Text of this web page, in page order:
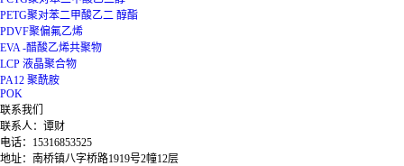
PETG聚对苯二甲酸乙二 醇酯
PDVF聚偏氟乙烯
EVA -醋酸乙烯共聚物
LCP 液晶聚合物
PA12 聚酰胺
POK
联系我们
联系人：谭财
电话：15316853525
地址：南桥镇八字桥路1919号2幢12层